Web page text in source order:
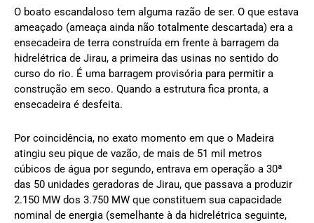
O boato escandaloso tem alguma razão de ser. O que estava
ameaçado (ameaça ainda não totalmente descartada) era a
ensecadeira de terra construída em frente à barragem da
hidrelétrica de Jirau, a primeira das usinas no sentido do
curso do rio. É uma barragem provisória para permitir a
construção em seco. Quando a estrutura fica pronta, a
ensecadeira é desfeita.
Por coincidência, no exato momento em que o Madeira
atingiu seu pique de vazão, de mais de 51 mil metros
cúbicos de água por segundo, entrava em operação a 30ª
das 50 unidades geradoras de Jirau, que passava a produzir
2.150 MW dos 3.750 MW que constituem sua capacidade
nominal de energia (semelhante à da hidrelétrica seguinte,